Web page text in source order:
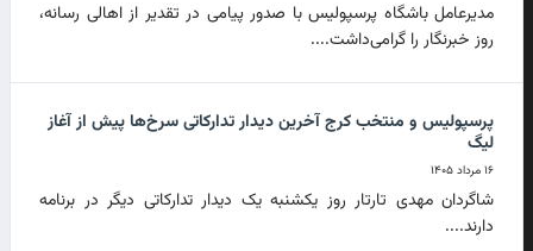
مدیرعامل باشگاه پرسپولیس با صدور پیامی در تقدیر از اهالی رسانه،
روز خبرنگار را گرامی‌داشت....
پرسپولیس و منتخب کرج آخرین دیدار تدارکاتی سرخ‌ها پیش از آغاز
لیگ
۱۶ مرداد ۱۴۰۵
شاگردان مهدی تارتار روز یکشنبه یک دیدار تدارکاتی دیگر در برنامه
دارند....